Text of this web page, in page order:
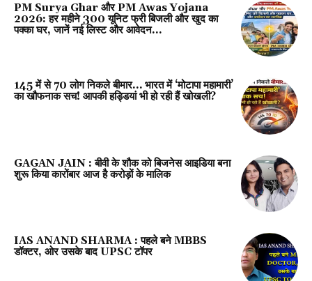
PM Surya Ghar और PM Awas Yojana
2026: हर महीने 300 यूनिट फ्री बिजली और खुद का
पक्का घर, जानें नई लिस्ट और आवेदन...
145 में से 70 लोग निकले बीमार… भारत में ‘मोटापा महामारी’
का खौफनाक सच! आपकी हड्डियां भी हो रही हैं खोखली?
GAGAN JAIN : बीवी के शौक को बिजनेस आइडिया बना
शुरू किया कारोंबार आज है करोड़ों के मालिक
IAS ANAND SHARMA : पहले बने MBBS
डॉक्टर, ओर उसके बाद UPSC टॉपर